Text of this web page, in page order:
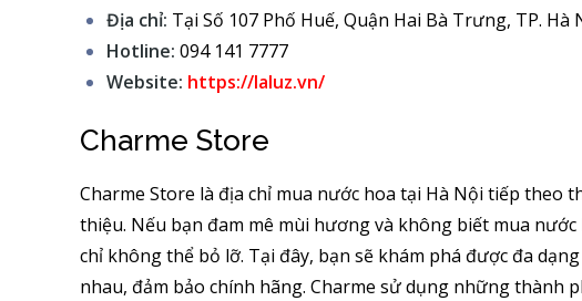
Địa chỉ: Tại Số 107 Phố Huế, Quận Hai Bà Trưng, TP. Hà
Hotline: 094 141 7777
Website: https://laluz.vn/
Charme Store
Charme Store là địa chỉ mua nước hoa tại Hà Nội tiếp theo
thiệu. Nếu bạn đam mê mùi hương và không biết mua
chỉ không thể bỏ lỡ. Tại đây, bạn sẽ khám phá được đa
nhau, đảm bảo chính hãng. Charme sử dụng những thành